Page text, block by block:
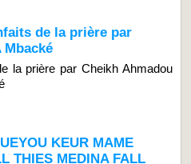
de la prière par
Mbacké
la prière par Cheikh Ahmadou
KEUR MAME
THIES MEDINA FALL